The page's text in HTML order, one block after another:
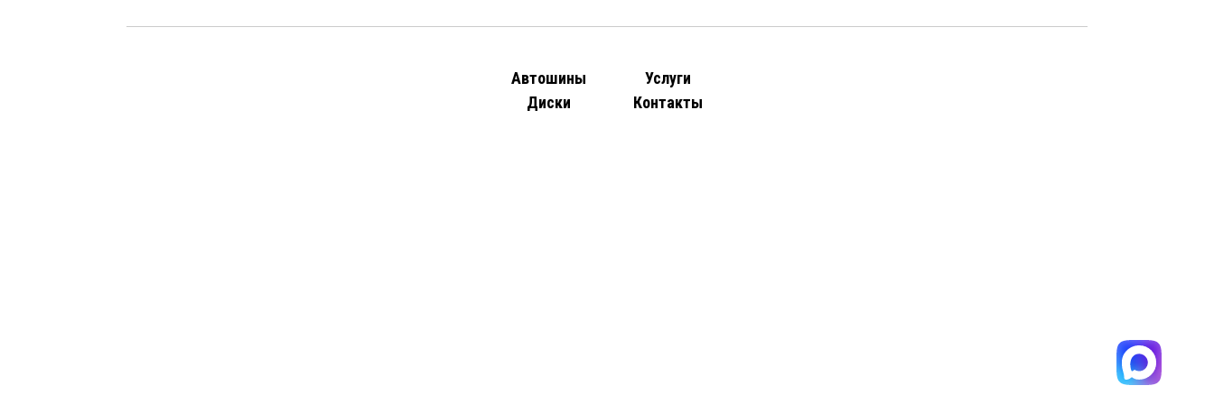
Автошины
Диски
Услуги
Контакты